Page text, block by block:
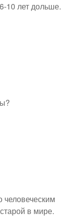
10 лет дольше.
человеческим
в мире.